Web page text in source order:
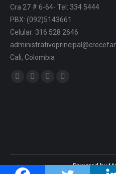
Cra 27 # 6-64- Tel: 334 5444
PBX: (092)5143661
Celular: 316 528 2646
Cali, Colombia
Find us on:
Powered by